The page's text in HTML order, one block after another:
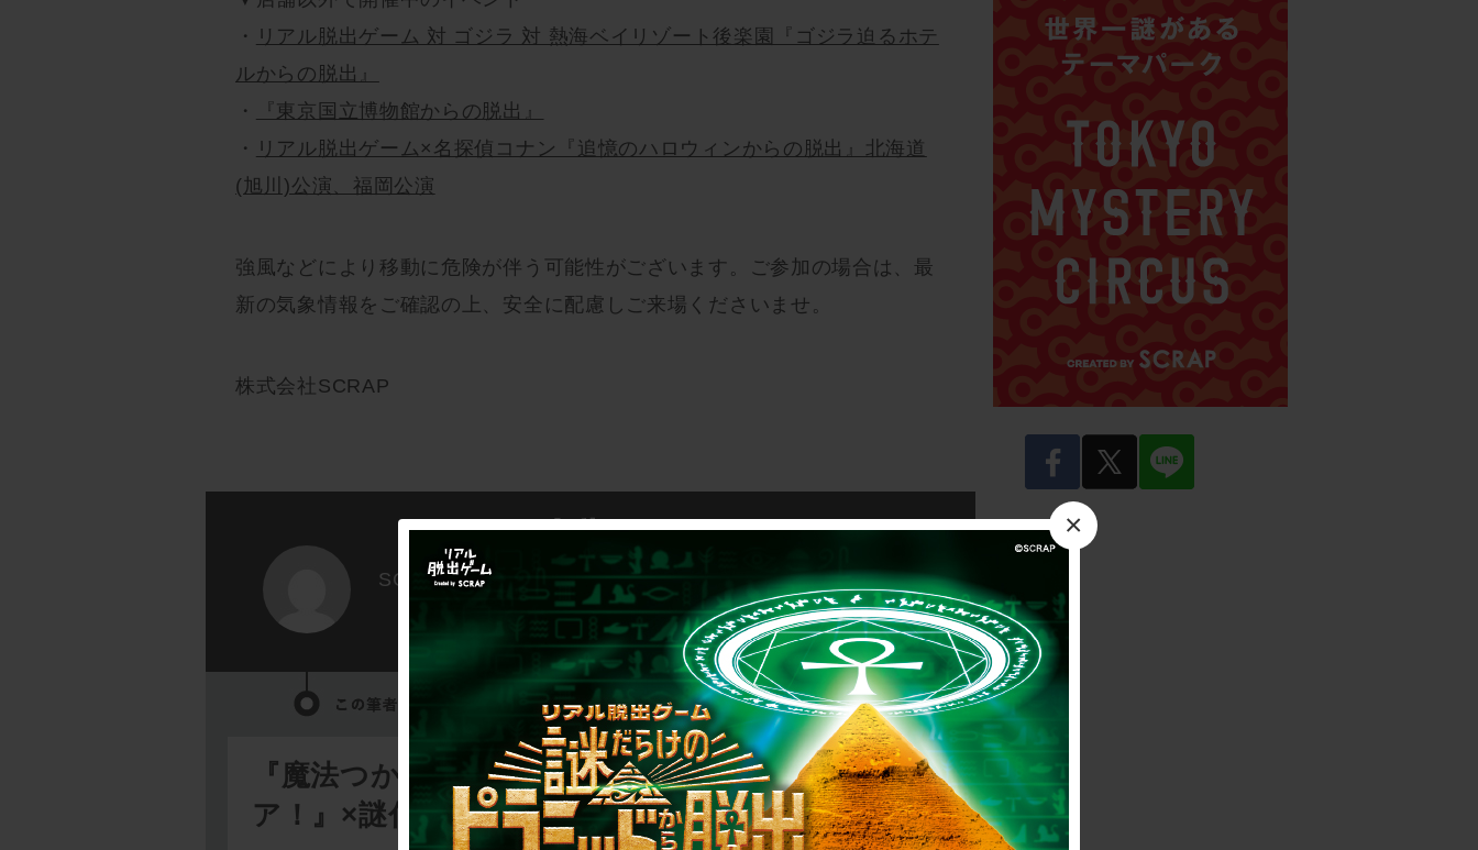
×
・
リアル脱出ゲーム 対 ゴジラ 対 熱海ベイリゾート後楽園『ゴジラ迫るホテ
ルからの脱出』
・
『東京国立博物館からの脱出』
・
リアル脱出ゲーム×名探偵コナン『追憶のハロウィンからの脱出』北海道
(旭川)公演、福岡公演
強風などにより移動に危険が伴う可能性がございます。ご参加の場合は、最
新の気象情報をご確認の上、安全に配慮しご来場くださいませ。
株式会社SCRAP
SCRAP
『魔法つかいプリキュ
ア！』×謎付きクリ…
【2026年7月】告知解
禁された新作一…
facebook twitter